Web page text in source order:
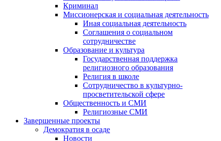
Криминал
Миссионерская и социальная деятельность
Иная социальная деятельность
Соглашения о социальном
сотрудничестве
Образование и культура
Государственная поддержка
религиозного образования
Религия в школе
Сотрудничество в культурно-
просветительской сфере
Общественность и СМИ
Религиозные СМИ
Завершенные проекты
Демократия в осаде
Новости